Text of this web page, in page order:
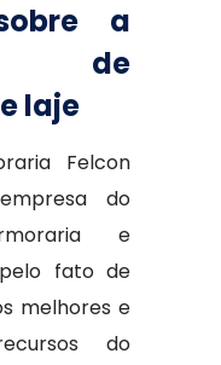
a
de
laje
Felcon
do
e
fato de
melhores e
do